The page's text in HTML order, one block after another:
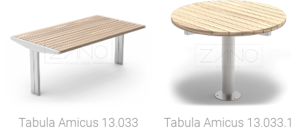
Tabula Amicus 13.033 Tabula Amicus 13.033.1